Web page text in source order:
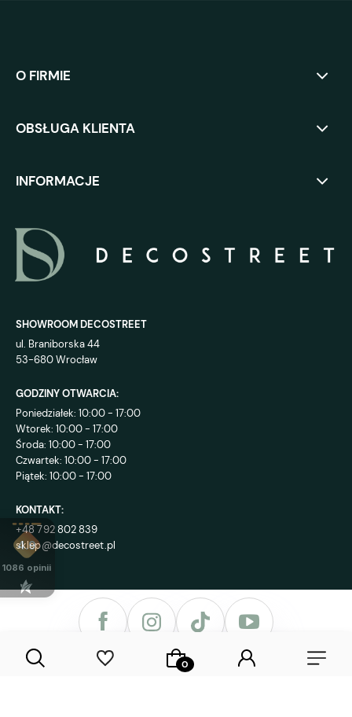
O FIRMIE
OBSŁUGA KLIENTA
INFORMACJE
SHOWROOM DECOSTREET
ul. Braniborska 44
53-680 Wrocław
GODZINY OTWARCIA:
Poniedziałek: 10:00 - 17:00
Wtorek: 10:00 - 17:00
Środa: 10:00 - 17:00
Czwartek: 10:00 - 17:00
Piątek: 10:00 - 17:00
KONTAKT:
+48 792 802 839
sklep@decostreet.pl
4.9
1086 opinii
Sklep internetowy Shoper Premium